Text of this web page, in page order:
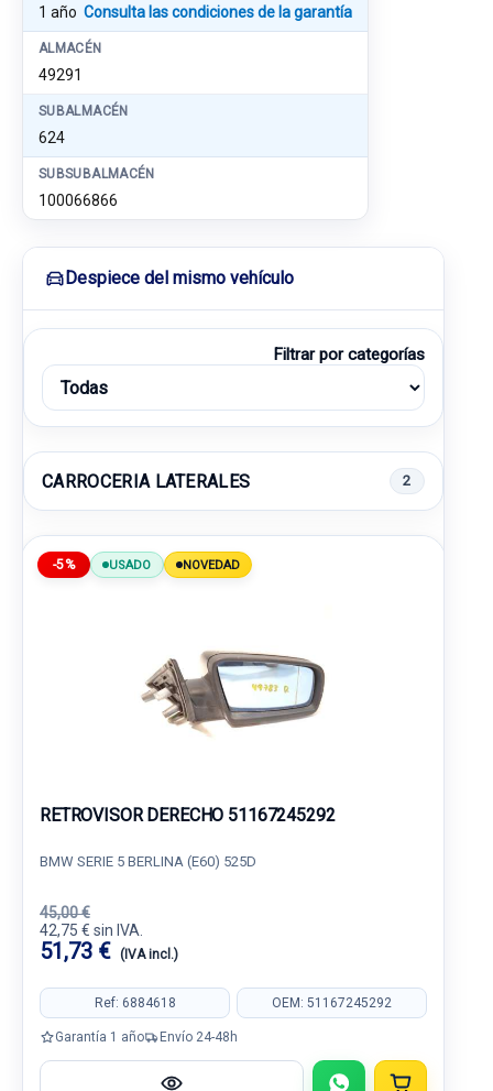
1 año Consulta las condiciones de la garantía
ALMACÉN
49291
SUBALMACÉN
624
SUBSUBALMACÉN
100066866
Despiece del mismo vehículo
Filtrar por categorías
CARROCERIA LATERALES 2
-5% USADO NOVEDAD
RETROVISOR DERECHO 51167245292
BMW SERIE 5 BERLINA (E60) 525D
45,00 €
42,75 € sin IVA.
51,73 € (IVA incl.)
Ref: 6884618 OEM: 51167245292
Garantía 1 año Envío 24-48h